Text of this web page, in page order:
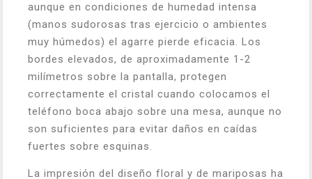
aunque en condiciones de humedad intensa
(manos sudorosas tras ejercicio o ambientes
muy húmedos) el agarre pierde eficacia. Los
bordes elevados, de aproximadamente 1-2
milímetros sobre la pantalla, protegen
correctamente el cristal cuando colocamos el
teléfono boca abajo sobre una mesa, aunque no
son suficientes para evitar daños en caídas
fuertes sobre esquinas.
La impresión del diseño floral y de mariposas ha